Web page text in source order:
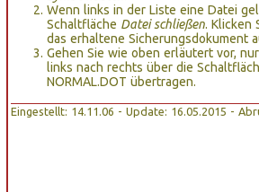
Wenn links in der Liste eine Datei
Schaltfläche Datei schließen. Klicken
das erhaltene Sicherungsdokument
Gehen Sie wie oben erläutert vor,
links nach rechts über die
NORMAL.DOT übertragen.
Eingestellt: 14.11.06 - Update: 16.05.2015 -